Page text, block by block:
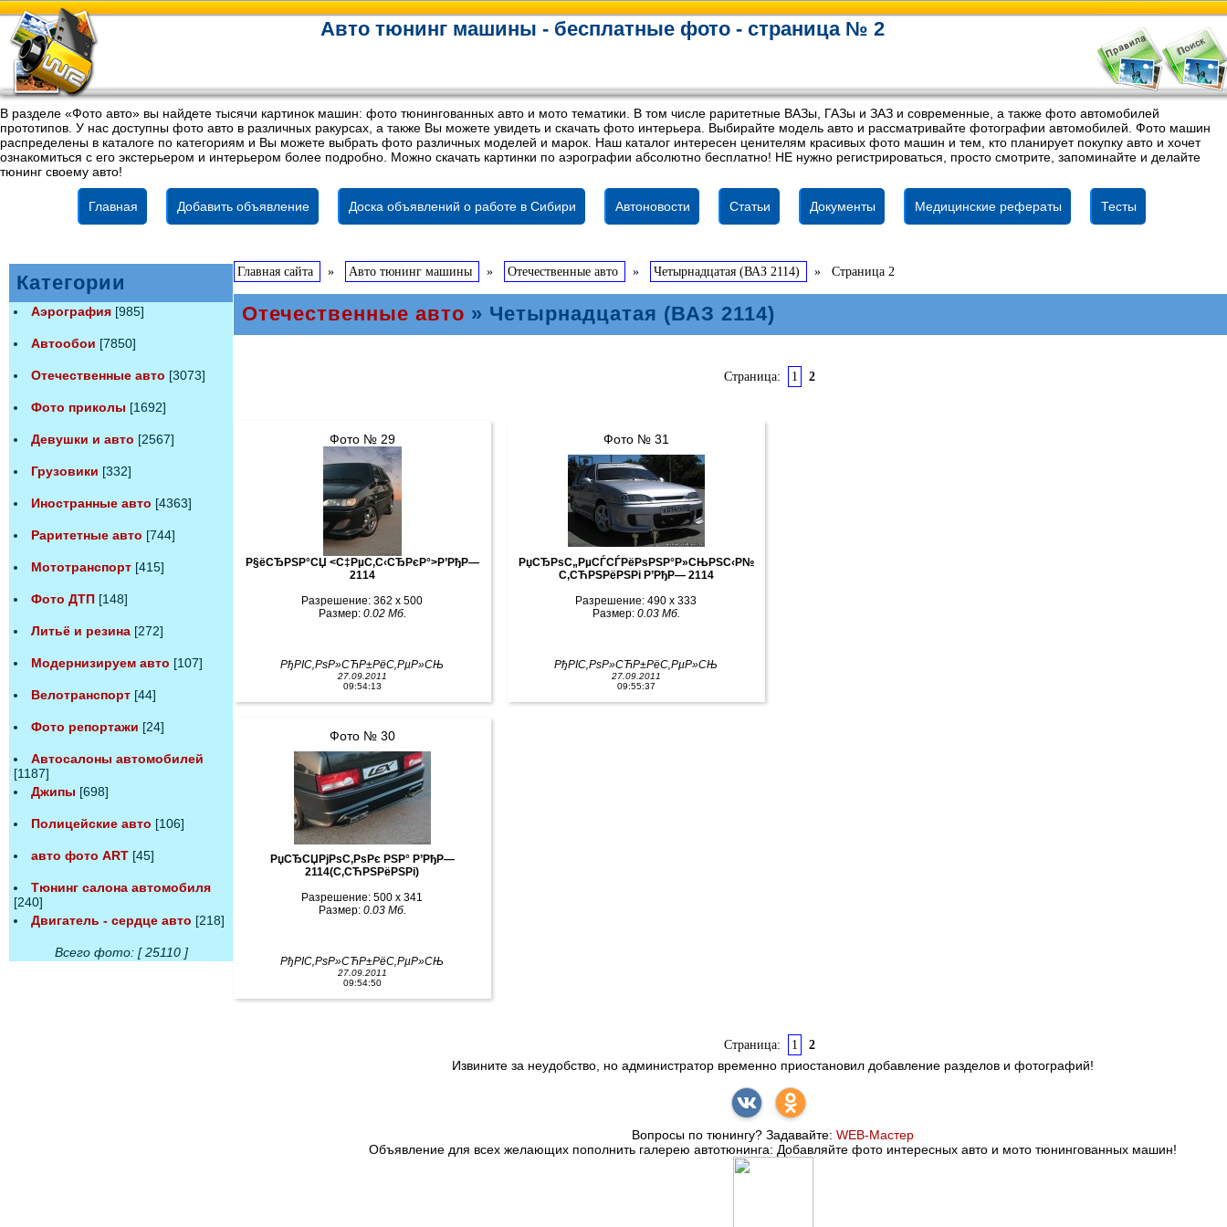
Авто тюнинг машины - бесплатные фото - страница № 2
В разделе «Фото авто» вы найдете тысячи картинок машин: фото тюнингованных авто и мото тематики. В том числе раритетные ВАЗы, ГАЗы и ЗАЗ и современные, а также фото автомобилей
прототипов. У нас доступны фото авто в различных ракурсах, а также Вы можете увидеть и скачать фото интерьера. Выбирайте модель авто и рассматривайте фотографии автомобилей. Фото машин
распределены в каталоге по категориям и Вы можете выбрать фото различных моделей и марок. Наш каталог интересен ценителям красивых фото машин и тем, кто планирует покупку авто и хочет
ознакомиться с его экстерьером и интерьером более подробно. Можно скачать картинки по аэрографии абсолютно бесплатно! НЕ нужно регистрироваться, просто смотрите, запоминайте и делайте
тюнинг своему авто!
Главная Добавить объявление Доска объявлений о работе в Сибири Автоновости Статьи Документы Медицинские рефераты Тесты
Категории
Аэрография [985]
Автообои [7850]
Отечественные авто [3073]
Фото приколы [1692]
Девушки и авто [2567]
Грузовики [332]
Иностранные авто [4363]
Раритетные авто [744]
Мототранспорт [415]
Фото ДТП [148]
Литьё и резина [272]
Модернизируем авто [107]
Велотранспорт [44]
Фото репортажи [24]
Автосалоны автомобилей
[1187]
Джипы [698]
Полицейские авто [106]
авто фото ART [45]
Тюнинг салона автомобиля
[240]
Двигатель - сердце авто [218]
Всего фото: [ 25110 ]
Главная сайта » Авто тюнинг машины » Отечественные авто » Четырнадцатая (ВАЗ 2114) » Страница 2
Отечественные авто » Четырнадцатая (ВАЗ 2114)
Страница: 1 2
Фото № 29
Р§ёСЂРЅР°СЏ <С‡РµС‚С‹СЂРєР°>Р’РђР—
2114
Разрешение: 362 x 500
Размер: 0.02 Мб.
РђРІС‚РѕР»СЋР±РёС‚РµР»СЊ
27.09.2011
09:54:13
Фото № 30
РџСЂСЏРјРѕС‚РѕРє РЅР° Р’РђР—
2114(С‚СЋРЅРёРЅРі)
Разрешение: 500 x 341
Размер: 0.03 Мб.
РђРІС‚РѕР»СЋР±РёС‚РµР»СЊ
27.09.2011
09:54:50
Фото № 31
РџСЂРѕС„РµСЃСЃРёРѕРЅР°Р»СЊРЅС‹Р№
С‚СЋРЅРёРЅРі Р’РђР— 2114
Разрешение: 490 x 333
Размер: 0.03 Мб.
РђРІС‚РѕР»СЋР±РёС‚РµР»СЊ
27.09.2011
09:55:37
Страница: 1 2
Извините за неудобство, но администратор временно приостановил добавление разделов и фотографий!
Вопросы по тюнингу? Задавайте: WEB-Мастер
Объявление для всех желающих пополнить галерею автотюнинга: Добавляйте фото интересных авто и мото тюнингованных машин!